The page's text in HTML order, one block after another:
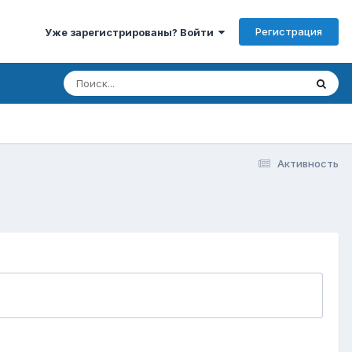
Уже зарегистрированы? Войти Регистрация
Активность